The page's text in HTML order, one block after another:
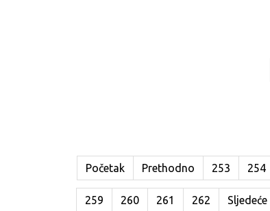
Početak Prethodno 253 254
259 260 261 262 Sljedeće